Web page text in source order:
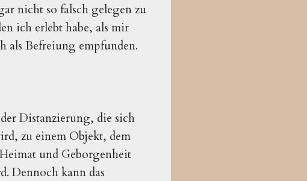
nicht so falsch gelegen zu
ich erlebt habe, als mir
als Befreiung empfunden.
Distanzierung, die sich
zu einem Objekt, dem
und Geborgenheit
Dennoch kann das